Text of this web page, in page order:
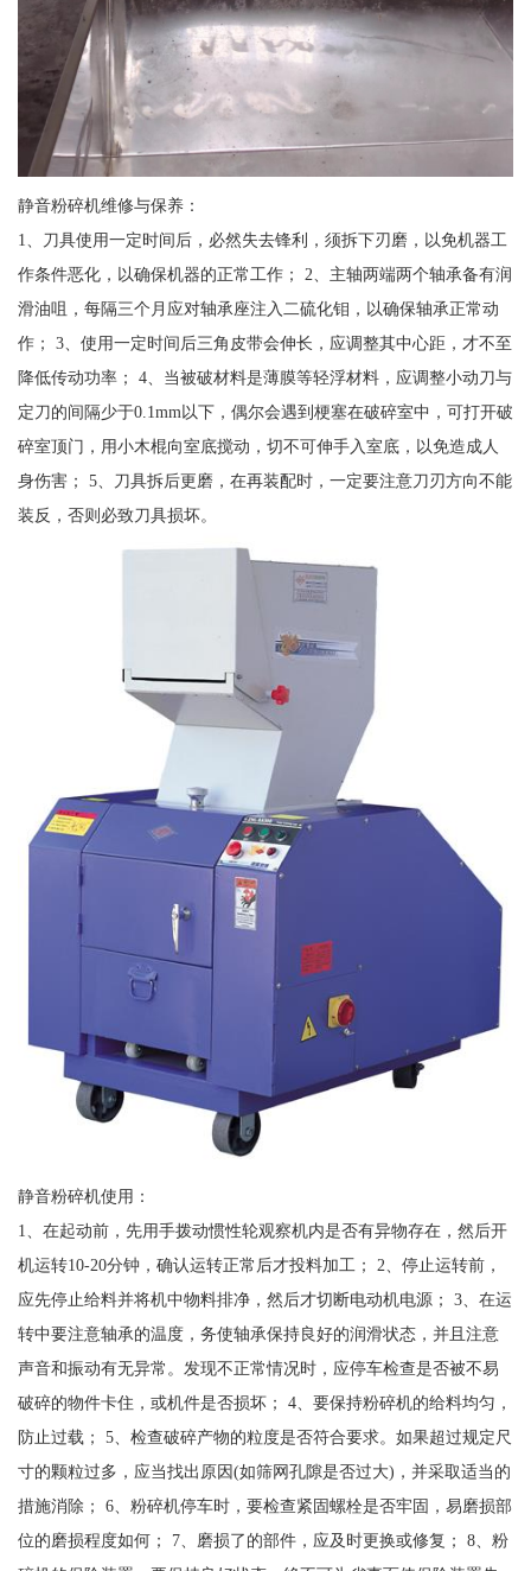
静音粉碎机维修与保养：
1、刀具使用一定时间后，必然失去锋利，须拆下刃磨，以免机器工
作条件恶化，以确保机器的正常工作； 2、主轴两端两个轴承备有润
滑油咀，每隔三个月应对轴承座注入二硫化钼，以确保轴承正常动
作； 3、使用一定时间后三角皮带会伸长，应调整其中心距，才不至
降低传动功率； 4、当被破材料是薄膜等轻浮材料，应调整小动刀与
定刀的间隔少于0.1mm以下，偶尔会遇到梗塞在破碎室中，可打开破
碎室顶门，用小木棍向室底搅动，切不可伸手入室底，以免造成人
身伤害； 5、刀具拆后更磨，在再装配时，一定要注意刀刃方向不能
装反，否则必致刀具损坏。
静音粉碎机使用：
1、在起动前，先用手拨动惯性轮观察机内是否有异物存在，然后开
机运转10-20分钟，确认运转正常后才投料加工； 2、停止运转前，
应先停止给料并将机中物料排净，然后才切断电动机电源； 3、在运
转中要注意轴承的温度，务使轴承保持良好的润滑状态，并且注意
声音和振动有无异常。发现不正常情况时，应停车检查是否被不易
破碎的物件卡住，或机件是否损坏； 4、要保持粉碎机的给料均匀，
防止过载； 5、检查破碎产物的粒度是否符合要求。如果超过规定尺
寸的颗粒过多，应当找出原因(如筛网孔隙是否过大)，并采取适当的
措施消除； 6、粉碎机停车时，要检查紧固螺栓是否牢固，易磨损部
位的磨损程度如何； 7、磨损了的部件，应及时更换或修复； 8、粉